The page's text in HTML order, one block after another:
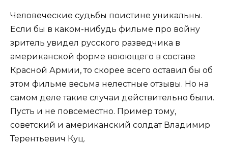
Человеческие судьбы поистине уникальны.
Если бы в каком-нибудь фильме про войну
зритель увидел русского разведчика в
американской форме воюющего в составе
Красной Армии, то скорее всего оставил бы об
этом фильме весьма нелестные отзывы. Но на
самом деле такие случаи действительно были.
Пусть и не повсеместно. Пример тому,
советский и американский солдат Владимир
Терентьевич Куц.